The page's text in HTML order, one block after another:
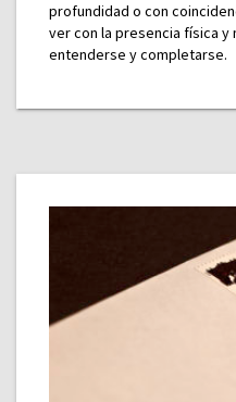
profundidad o con
ver con la presencia física
entenderse y completarse.